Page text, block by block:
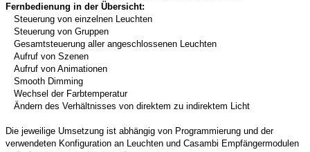
Fernbedienung in der Übersicht:
Steuerung von einzelnen Leuchten
Steuerung von Gruppen
Gesamtsteuerung aller angeschlossenen Leuchten
Aufruf von Szenen
Aufruf von Animationen
Smooth Dimming
Wechsel der Farbtemperatur
Ändern des Verhältnisses von direktem zu indirektem Licht
Die jeweilige Umsetzung ist abhängig von Programmierung und der
verwendeten Konfiguration an Leuchten und Casambi Empfängermodulen